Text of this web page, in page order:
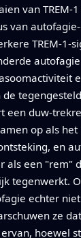
van TREM-
van
TREM-1-
een duw-
op als
en
als een "rem"
tegenwerkt.
echter
ze
hoewel